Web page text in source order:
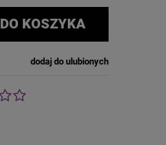
DO KOSZYKA
dodaj do ulubionych